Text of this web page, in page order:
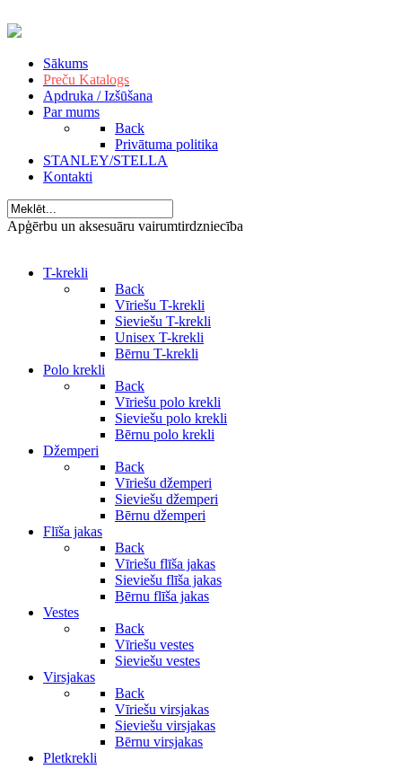
Sākums
Preču Katalogs
Apdruka / Izšūšana
Par mums
Back
Privātuma politika
STANLEY/STELLA
Kontakti
Apģērbu un aksesuāru vairumtirdzniecība
T-krekli
Back
Vīriešu T-krekli
Sieviešu T-krekli
Unisex T-krekli
Bērnu T-krekli
Polo krekli
Back
Vīriešu polo krekli
Sieviešu polo krekli
Bērnu polo krekli
Džemperi
Back
Vīriešu džemperi
Sieviešu džemperi
Bērnu džemperi
Flīša jakas
Back
Vīriešu flīša jakas
Sieviešu flīša jakas
Bērnu flīša jakas
Vestes
Back
Vīriešu vestes
Sieviešu vestes
Virsjakas
Back
Vīriešu virsjakas
Sieviešu virsjakas
Bērnu virsjakas
Pletkrekli